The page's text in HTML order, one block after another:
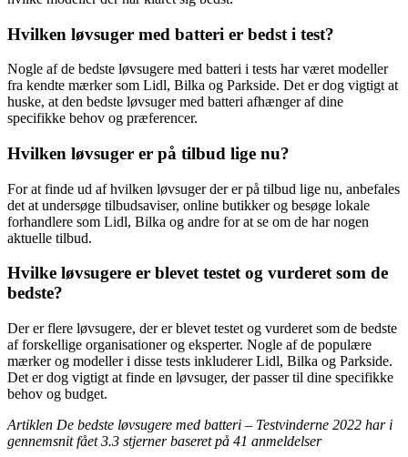
Hvilken løvsuger med batteri er bedst i test?
Nogle af de bedste løvsugere med batteri i tests har været modeller
fra kendte mærker som Lidl, Bilka og Parkside. Det er dog vigtigt at
huske, at den bedste løvsuger med batteri afhænger af dine
specifikke behov og præferencer.
Hvilken løvsuger er på tilbud lige nu?
For at finde ud af hvilken løvsuger der er på tilbud lige nu, anbefales
det at undersøge tilbudsaviser, online butikker og besøge lokale
forhandlere som Lidl, Bilka og andre for at se om de har nogen
aktuelle tilbud.
Hvilke løvsugere er blevet testet og vurderet som de
bedste?
Der er flere løvsugere, der er blevet testet og vurderet som de bedste
af forskellige organisationer og eksperter. Nogle af de populære
mærker og modeller i disse tests inkluderer Lidl, Bilka og Parkside.
Det er dog vigtigt at finde en løvsuger, der passer til dine specifikke
behov og budget.
Artiklen De bedste løvsugere med batteri – Testvinderne 2022 har i
gennemsnit fået3.3 stjerner baseret på 41 anmeldelser